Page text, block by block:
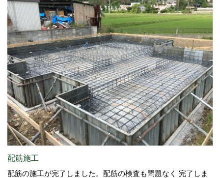
配筋施工
配筋の施工が完了しました。配筋の検査も問題なく 完了しま